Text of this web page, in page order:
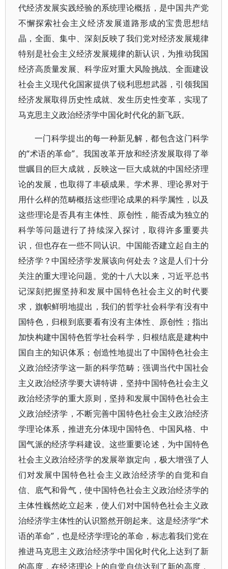
代经济发展实践经验的系统理论概括，是中国共产党
不懈探索社会主义经济发展道路形成的宝贵思想结
晶，全面、集中、深刻反映了我们党对经济发展规律
特别是社会主义经济发展规律的新认识，为推动我国
经济高质量发展、科学应对重大风险挑战、全面建设
社会主义现代化国家提供了锐利思想武器，引领我国
经济发展取得历史性成就、发生历史性变革，实现了
马克思主义政治经济学中国化时代化的新飞跃。
一门科学提出的每一种新见解，都包含这门科学
的“术语的革命”。我国改革开放和经济发展取得了举
世瞩目的巨大成就，反映这一巨大成就的中国经济理
论的发展，也取得了丰硕成果。学术界、理论界对于
用什么样的范畴概括这些理论成果的科学属性，以及
这些理论是否具有主体性、原创性，能否成为独立的
科学等问题进行了持续深入探讨，取得许多重要共
识，但也存在一些不同认识。中国能否建立起自主的
经济学？中国经济学发展该向何处去？这是人们十分
关注的重大理论问题。党的十八大以来，习近平总书
记深刻把握坚持和发展中国特色社会主义的时代要
求，旗帜鲜明地提出，我们的哲学社会科学有没有中
国特色，归根到底要看有没有主体性、原创性；指出
加快构建中国特色哲学社会科学，归根结底是建构中
国自主的知识体系；创造性地提出了中国特色社会主
义政治经济学这一新的科学范畴；强调当代中国社会
主义政治经济学要大讲特讲，坚持中国特色社会主义
政治经济学的重大原则，坚持和发展中国特色社会主
义政治经济学，不断完善中国特色社会主义政治经济
学理论体系，推进充分体现中国特色、中国风格、中
国气派的经济学科建设。这些重要论述，为中国特色
社会主义政治经济学的发展举旗定向，极大增强了人
们对发展中国特色社会主义政治经济学的自觉和自
信、底气和骨气，使中国特色社会主义政治经济学的
主体性巍然屹立起来，使人们对中国特色社会主义政
治经济学主体性的认识豁然开朗起来。这是经济学“术
语的革命”，也是经济学理论的革命，标志着我们党在
推进马克思主义政治经济学中国化时代化上达到了新
的高度，在经济理论上的自觉自信达到了新的高度，